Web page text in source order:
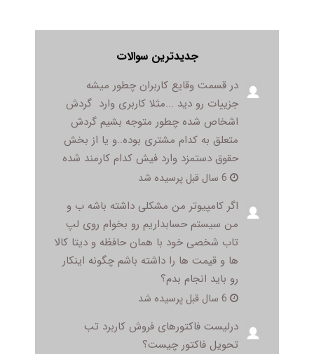
جدیدترین سوالات
در قسمت وقایع کاربران چطور میشه
جزییات رو دید ...مثلا کاربری وارد گردش
اشخاص شده چطور متوجه بشیم گردش
متعلق به کدام مشتری بوده..و یا از بخش
حقوق دستمزد وارد فیش کدام کارمند شده
اگر کامپیوتر من مشکلی داشته باشه ب و
من سیستم حسابداریم رو بخوام روی لپ
تاب شخصی خود با همان حافظه و دیتا کالا
ها و قیمت ها را داشته باشم چگونه اینکار
رو باید انجام بدم؟
درلیست فاکتورهای فروش کاربرد تب
تحویل فاکتور چیست؟